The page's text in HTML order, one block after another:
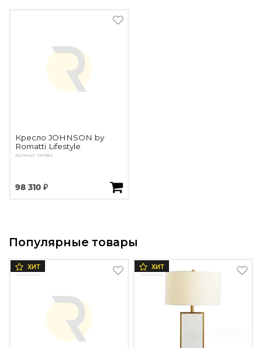
Кресло JOHNSON by
Romatti Lifestyle
Артикул: OK684
98 310 ₽
Популярные товары
ХИТ ХИТ